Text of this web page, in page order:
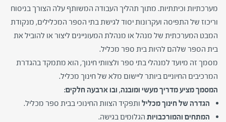
מערכתיות וכיתתיות. מתוך תהליך העבודה המשותף עלה הצורך בניסוח
וריכוז של התפיסה ועקרונות יסוד לגישת בתי הספר המכלילים, מנקודת
המבט המערכתית של מנהל או מנהלת המעוניינים ליצור או להוביל את
בית הספר שלהם להיות בית ספר מכליל.
מסמך זה מיועד למנהלי בתי ספר ולצוותי חינוך, הוא מתמקד בהגדרת
המרכיבים החיוניים ביותר ליישום מלא של חינוך מכליל.
המסמך מציע מדריך מעשי ומובנה, ובו ארבעה חלקים:
הגדרה של חינוך מכליל ותפקיד הצוות החינוכי בבית ספר מכליל.
המתחים והמורכבויות הגלומים בגישה.